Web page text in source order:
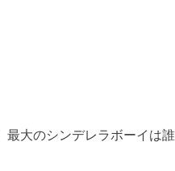
大のシンデレラボーイは